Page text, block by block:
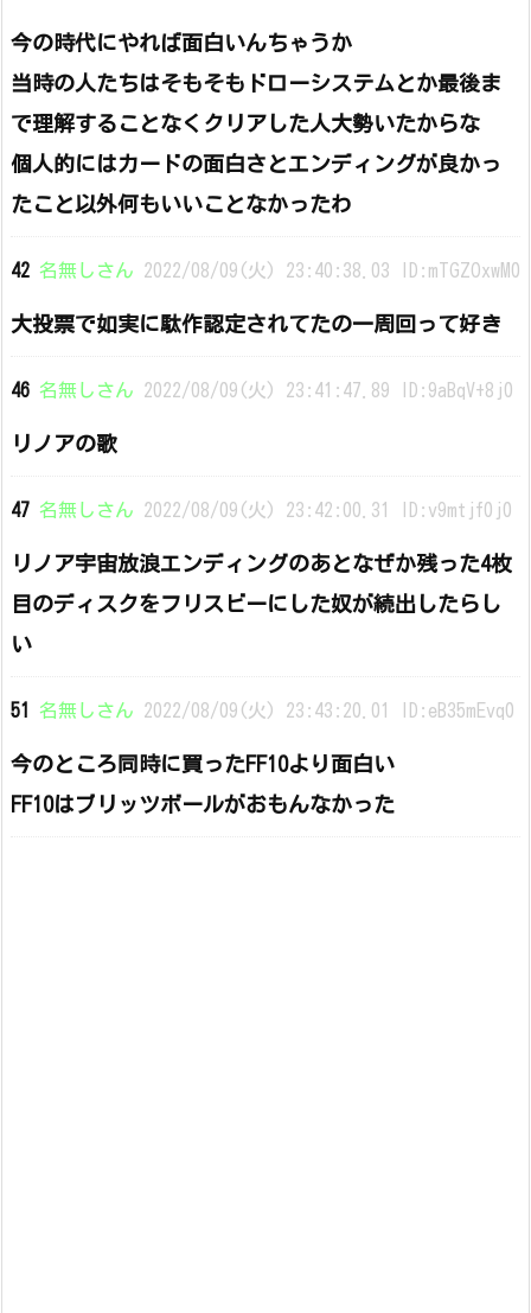
今の時代にやれば面白いんちゃうか
当時の人たちはそもそもドローシステムとか最後ま
で理解することなくクリアした人大勢いたからな
個人的にはカードの面白さとエンディングが良かっ
たこと以外何もいいことなかったわ
42 名無しさん 2022/08/09(火) 23:40:38.03 ID:mTGZOxwM0
大投票で如実に駄作認定されてたの一周回って好き
46 名無しさん 2022/08/09(火) 23:41:47.89 ID:9aBqV+8j0
リノアの歌
47 名無しさん 2022/08/09(火) 23:42:00.31 ID:v9mtjf0j0
リノア宇宙放浪エンディングのあとなぜか残った4枚
目のディスクをフリスビーにした奴が続出したらし
い
51 名無しさん 2022/08/09(火) 23:43:20.01 ID:eB35mEvq0
今のところ同時に買ったFF10より面白い
FF10はブリッツボールがおもんなかった